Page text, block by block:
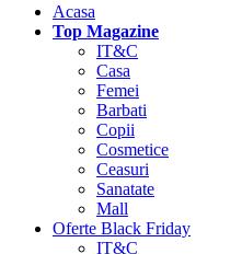
Acasa
Top Magazine
IT&C
Casa
Femei
Barbati
Copii
Cosmetice
Ceasuri
Sanatate
Mall
Oferte Black Friday
IT&C